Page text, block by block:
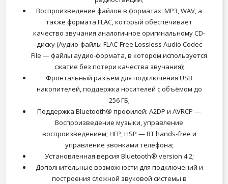
Воспроизведение файлов в форматах: MP3, WAV, а
также формата FLAC, который обеспечивает
качество звучания аналогичное оригинальному CD-
диску (Аудио-файлы FLAC-Free Lossless Audio Codec
File — файлы аудио-формата, в котором используется
сжатие без потери качества звучания);
Фронтальный разъём для подключения USB
накопителей, поддержка носителей с объёмом до
256 ГБ;
Поддержка Bluetooth® профилей: A2DP и AVRCP —
Воспроизведение музыки, управление
воспроизведением; HFP, HSP — BT hands-free и
управление звонками телефона;
Установленная версия Bluetooth® version 4.2;
Дополнительные возможности для подключений и
построения сложной звуковой системы в